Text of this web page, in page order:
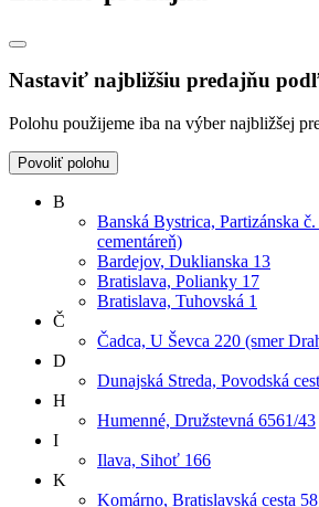
Nastaviť najbližšiu predajňu
Polohu použijeme iba na výber najbližšej
Povoliť polohu
B
Banská Bystrica, Partizánska č.
cementáreň)
Bardejov, Duklianska 13
Bratislava, Polianky 17
Bratislava, Tuhovská 1
Č
Čadca, U Ševca 220 (smer
D
Dunajská Streda, Povodská
H
Humenné, Družstevná 6561/43
I
Ilava, Sihoť 166
K
Komárno, Bratislavská cesta